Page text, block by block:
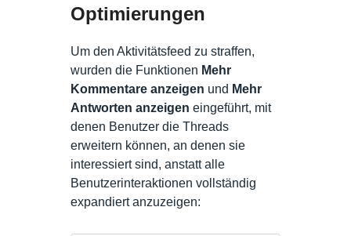
Optimierungen
Um den Aktivitätsfeed zu straffen,
wurden die Funktionen Mehr
Kommentare anzeigen und Mehr
Antworten anzeigen eingeführt, mit
denen Benutzer die Threads
erweitern können, an denen sie
interessiert sind, anstatt alle
Benutzerinteraktionen vollständig
expandiert anzuzeigen: